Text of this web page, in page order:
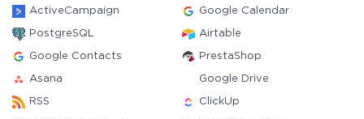
ActiveCampaign Google Calendar
PostgreSQL Airtable
Google Contacts PrestaShop
Asana Google Drive
RSS ClickUp